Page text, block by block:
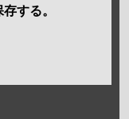
する。